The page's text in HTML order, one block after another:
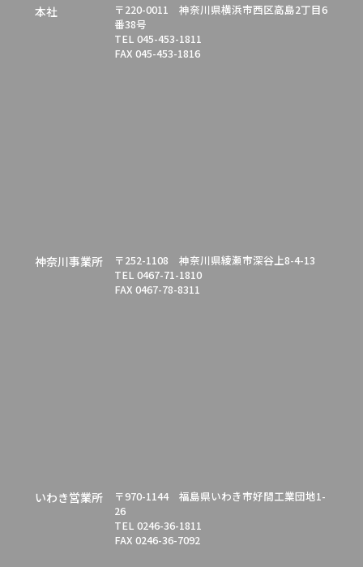
本社
〒220-0011 神奈川県横浜市西区高島2丁目6
番38号
TEL 045-453-1811
FAX 045-453-1816
神奈川事業所
〒252-1108 神奈川県綾瀬市深谷上8-4-13
TEL 0467-71-1810
FAX 0467-78-8311
いわき営業所
〒970-1144 福島県いわき市好間工業団地1-
26
TEL 0246-36-1811
FAX 0246-36-7092